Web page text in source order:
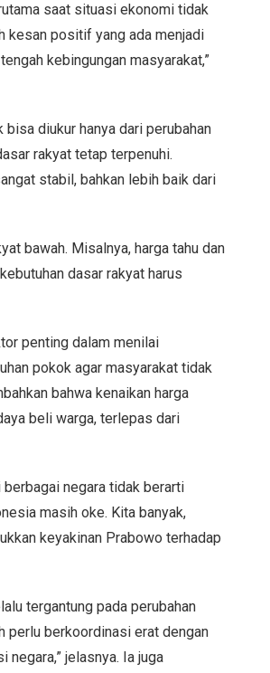
saat situasi ekonomi tidak
kesan positif yang ada menjadi
kebingungan masyarakat,”
diukur hanya dari perubahan
rakyat tetap terpenuhi.
stabil, bahkan lebih baik dari
bawah. Misalnya, harga tahu dan
dasar rakyat harus
penting dalam menilai
pokok agar masyarakat tidak
bahwa kenaikan harga
beli warga, terlepas dari
negara tidak berarti
masih oke. Kita banyak,
keyakinan Prabowo terhadap
tergantung pada perubahan
perlu berkoordinasi erat dengan
negara,” jelasnya. Ia juga